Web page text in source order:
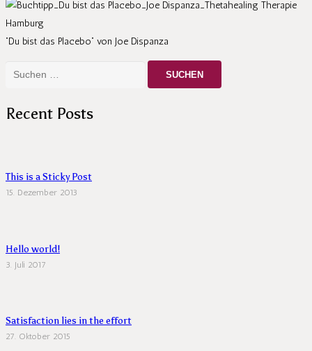
“Du bist das Placebo” von Joe Dispanza
Suchen
Recent Posts
This is a Sticky Post
15. Dezember 2013
Hello world!
3. Juli 2017
Satisfaction lies in the effort
27. Oktober 2015